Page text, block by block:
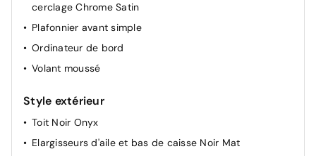
cerclage Chrome Satin
Plafonnier avant simple
Ordinateur de bord
Volant moussé
Style extérieur
Toit Noir Onyx
Elargisseurs d'aile et bas de caisse Noir Mat